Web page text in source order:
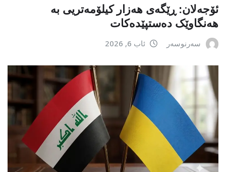
ئۆجەلان: ڕێگەی هەزار کیلۆمەتریی بە
هەنگاوێک دەستپێدەکات
سەرنوسەر ئاب 6, 2026